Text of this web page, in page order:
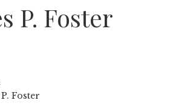
P. Foster
Foster